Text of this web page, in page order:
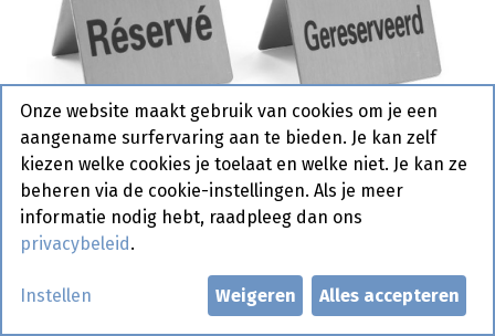
663691 Tafelstandaard
Onze website maakt gebruik van cookies om je een
aangename surfervaring aan te bieden. Je kan zelf
kiezen welke cookies je toelaat en welke niet. Je kan ze
beheren via de cookie-instellingen. Als je meer
informatie nodig hebt, raadpleeg dan ons
privacybeleid .
Instellen Weigeren Alles accepteren